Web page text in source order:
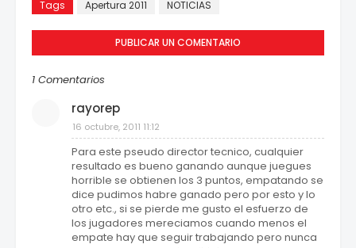
Tags Apertura 2011 NOTICIAS
PUBLICAR UN COMENTARIO
1 Comentarios
rayorep
16 octubre, 2011 11:12
Para este pseudo director tecnico, cualquier
resultado es bueno ganando aunque juegues
horrible se obtienen los 3 puntos, empatando se
dice pudimos habre ganado pero por esto y lo
otro etc., si se pierde me gusto el esfuerzo de
los jugadores mereciamos cuando menos el
empate hay que seguir trabajando pero nunca